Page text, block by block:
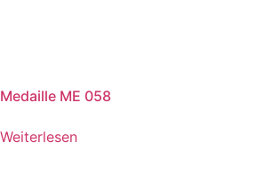
Medaille ME 058
Weiterlesen